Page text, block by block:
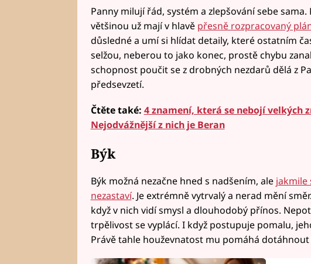
Panny milují řád, systém a zlepšování sebe
většinou už mají v hlavě přesně rozpracovaný
důsledné a umí si hlídat detaily, které ostatním
selžou, neberou to jako konec, prostě chybu
schopnost poučit se z drobných nezdarů dělá z
předsevzetí.
Čtěte také: 4 znamení, která se nebojí velkých
Nejodvážnější z nich je Beran
Býk
Býk možná nezačne hned s nadšením, ale jakmile
nezastaví. Je extrémně vytrvalý a nerad mění
když v nich vidí smysl a dlouhodobý přínos.
trpělivost se vyplácí. I když postupuje pomalu,
Právě tahle houževnatost mu pomáhá dotáhnout